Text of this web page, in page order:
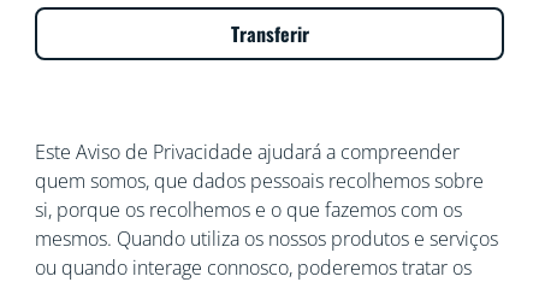
Transferir
Este Aviso de Privacidade ajudará a compreender
quem somos, que dados pessoais recolhemos sobre
si, porque os recolhemos e o que fazemos com os
mesmos. Quando utiliza os nossos produtos e serviços
ou quando interage connosco, poderemos tratar os